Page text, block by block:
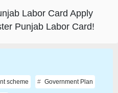
Labor Card Apply
Punjab Labor Card!
scheme Government Plan